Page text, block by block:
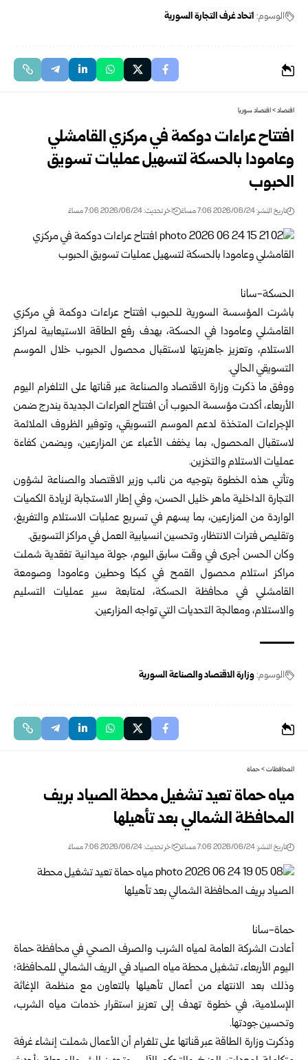
الوسوم: اتحاد غرف التجارة السورية
اقتصاد>اقتصاد سوريا
افتتاح عراءات دوكمة في مركزي القامشلي
وعامودا بالحسكة لتسهيل عمليات تسويق
الحبوب‎ ‎
تاريخ النشر: 2026/06/24 7:06 مساءً اخر تحديث: 2026/06/24 7:06 مساءً
الحسكة-سانا‏
باشرت المؤسسة السورية للحبوب افتتاح عراءات دوكمة في مركزي
القامشلي ‏وعامودا في الحسكة، بهدف رفع الطاقة الاستيعابية لمراكز
الاستلام، وتعزيز جاهزيتها ‏لاستقبال محصول الحبوب خلال الموسم
التسويقي الحالي‎.‎
ووفق ما ذكرت وزارة الاقتصاد والصناعة عبر قناتها على التلغرام اليوم
الأربعاء، أكدت ‏مؤسسة الحبوب أن افتتاح العراءات الجديدة يندرج ضمن
الإجراءات المتخذة لدعم ‏الموسم التسويقي، وتوفير الظروف الملائمة
لاستقبال المحصول، بما يخفف الأعباء عن ‏المزارعين، ويضمن كفاءة
عمليات الاستلام والتخزين‎.‎
وتأتي هذه الخطوة بتوجيه من نائب وزير الاقتصاد والصناعة لشؤون
التجارة الداخلية ‏ماهر خليل الحسن، وفي إطار الاستجابة لزيادة الكميات
الواردة من المزارعين، بما يسهم ‏في تسريع عمليات الاستلام والتفريغ،
وتقليص فترات الانتظار، وتحسين انسيابية العمل ‏في مراكز التسويق‎.‎
وكان الحسن أجرى في وقت سابق اليوم، جولة ‏ميدانية تفقدية شملت
مراكز استلام ‏محصول القمح في كبكا وحطين وعامودا وصومعة
القامشلي في محافظة الحسكة، لمتابعة ‏سير عمليات التسليم
والاستلام، ومعالجة التحديات التي تواجه المزارعين‎.‎
الوسوم:وزارة الاقتصاد والصناعة السورية
المحافظات>حماة
مياه حماة تعيد تشغيل محطة الصياد بريف
المحافظة الشمالي بعد تأهيلها
تاريخ النشر: 2026/06/24 7:06 مساءً اخر تحديث: 2026/06/24 7:06 مساءً
حماة-سانا
أعادت الشركة العامة لمياه الشرب والصرف الصحي في محافظةحماة
اليوم الأربعاء، تشغيل محطة مياه الصياد في الريف الشمالي للمحافظة؛
وذلك بعد الانتهاء من أعمال تأهيلها بالتعاون مع منظمة الإغاثة
الإسلامية، في خطوة تهدف إلى تعزيز استقرار خدمات مياه الشرب،
وتحسين جودتها.
وذكرت وزارة الطاقة عبر قناتها على تلغرام أن الأعمال شملت إنشاء غرفة